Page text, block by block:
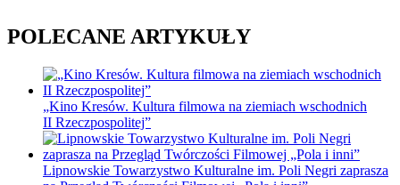
POLECANE ARTYKUŁY
„Kino Kresów. Kultura filmowa na ziemiach wschodnich
II Rzeczpospolitej”
Lipnowskie Towarzystwo Kulturalne im. Poli Negri zaprasza